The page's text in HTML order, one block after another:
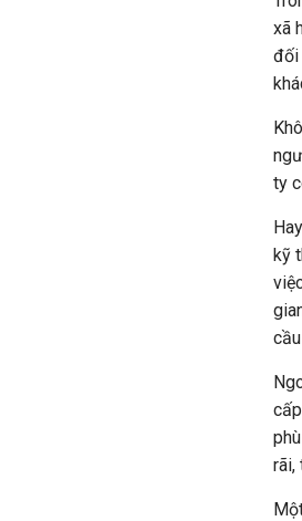
xã
đối
ty
kỹ
rãi,